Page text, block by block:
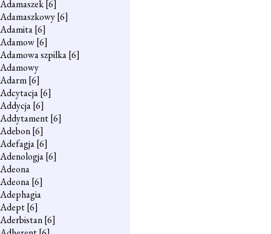
Adamaszek[6]
Adamaszkowy[6]
Adamita[6]
Adamow[6]
Adamowa szpilka[6]
Adamowy
Adarm[6]
Adcytacja[6]
Addycja[6]
Addytament[6]
Adebon[6]
Adefagja[6]
Adenologja[6]
Adeona
Adeona[6]
Adephagia
Adept[6]
Aderbistan[6]